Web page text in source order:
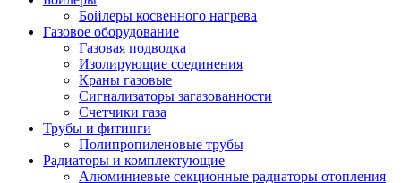
Бойлеры косвенного нагрева
Газовое оборудование
Газовая подводка
Изолирующие соединения
Краны газовые
Сигнализаторы загазованности
Счетчики газа
Трубы и фитинги
Полипропиленовые трубы
Радиаторы и комплектующие
Алюминиевые секционные радиаторы отопления